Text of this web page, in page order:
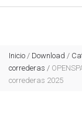
Inicio / Download /
correderas /
correderas 2025